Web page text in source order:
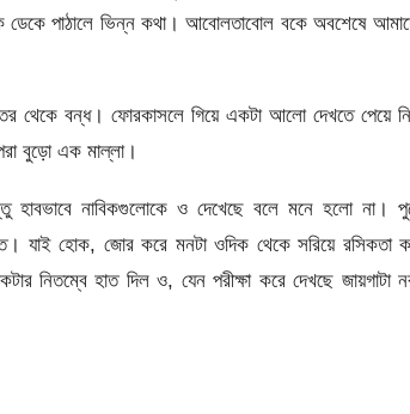
ডেকে পাঠালে ভিন্ন কথা। আবোলতাবোল বকে অবশেষে
থেকে বন্ধ। ফোরকাসলে গিয়ে একটা আলো দেখতে পেয়ে
বুড়ো এক মাল্লা।
হাবভাবে নাবিকগুলোকে ও দেখেছে বলে মনে হলো না।
যাই হোক, জোর করে মনটা ওদিক থেকে সরিয়ে রসিকতা
নিতম্বে হাত দিল ও, যেন পরীক্ষা করে দেখছে জায়গাটা